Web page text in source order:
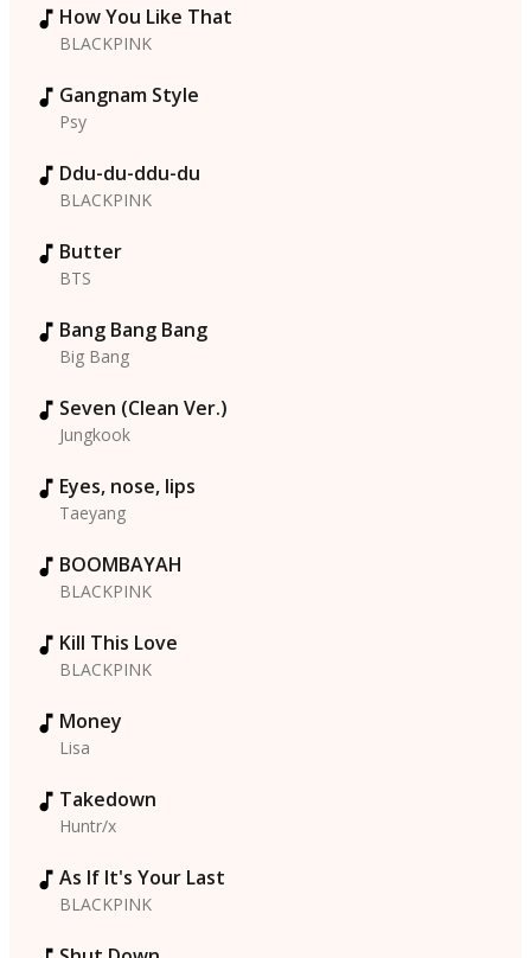
How You Like That
BLACKPINK
Gangnam Style
Psy
Ddu-du-ddu-du
BLACKPINK
Butter
BTS
Bang Bang Bang
Big Bang
Seven (Clean Ver.)
Jungkook
Eyes, nose, lips
Taeyang
BOOMBAYAH
BLACKPINK
Kill This Love
BLACKPINK
Money
Lisa
Takedown
Huntr/x
As If It's Your Last
BLACKPINK